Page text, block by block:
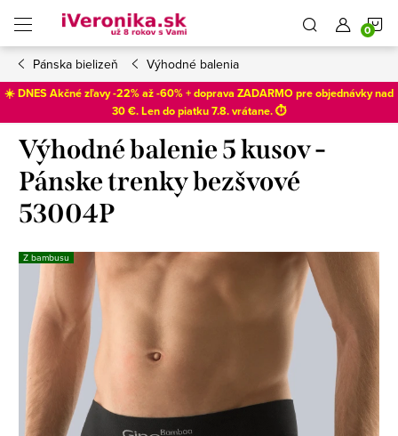
obsah
Pánska bielizeň Výhodné balenia
☀️ DNES Akčné zľavy -22% až -60% + doprava ZADARMO pre objednávky nad
30 €. Len dopiatku 7.8. vrátane. ⏱️
Výhodné balenie 5 kusov -
Pánske trenky bezšvové
53004P
Z bambusu